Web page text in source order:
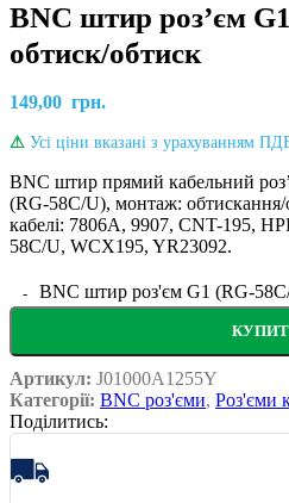
BNC штир роз’єм
обтиск/обтиск
149,00 грн.
⚠ Усі ціни вказані з урахуванням
BNC штир прямий кабельний
(RG-58C/U), монтаж: обтискання/
кабелі: 7806A, 9907, CNT-195,
58C/U, WCX195, YR23092.
BNC штир роз'єм G1 (RG-58C/
Артикул: J01000A1255Y
Категорії: BNC роз'єми, Роз'єми
Поділитись: